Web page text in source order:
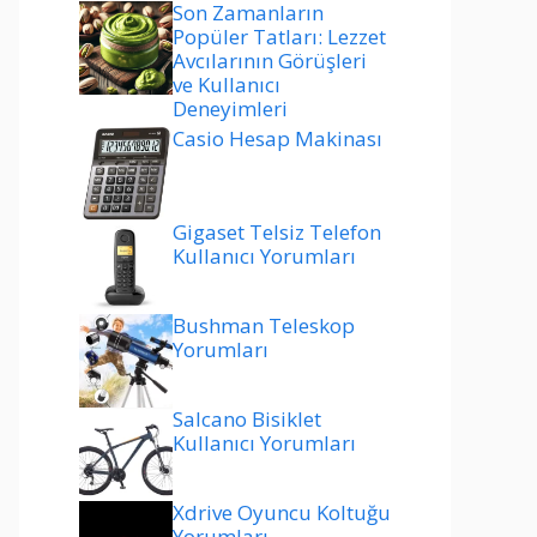
Son Zamanların
Popüler Tatları: Lezzet
Avcılarının Görüşleri
ve Kullanıcı
Deneyimleri
Casio Hesap Makinası
Gigaset Telsiz Telefon
Kullanıcı Yorumları
Bushman Teleskop
Yorumları
Salcano Bisiklet
Kullanıcı Yorumları
Xdrive Oyuncu Koltuğu